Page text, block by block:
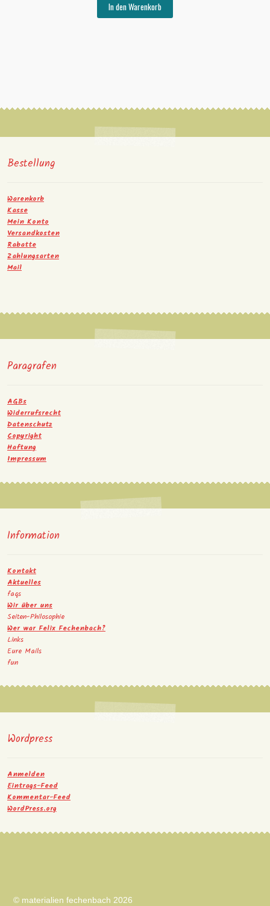
In den Warenkorb
Bestellung
Warenkorb
Kasse
Mein Konto
Versandkosten
Rabatte
Zahlungsarten
Mail
Paragrafen
AGBs
Widerrufsrecht
Datenschutz
Copyright
Haftung
Impressum
Information
Kontakt
Aktuelles
faqs
Wir über uns
Seiten-Philosophie
Wer war Felix Fechenbach?
Links
Eure Mails
fun
Wordpress
Anmelden
Eintrags-Feed
Kommentar-Feed
WordPress.org
© materialien fechenbach 2026